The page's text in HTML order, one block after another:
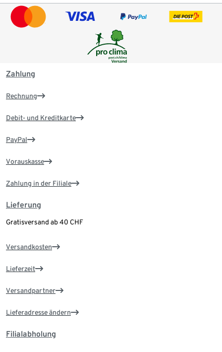
Zahlung
Rechnung
Debit- und Kreditkarte
PayPal
Vorauskasse
Zahlung in der Filiale
Lieferung
Gratisversand ab 40 CHF
Versandkosten
Lieferzeit
Versandpartner
Lieferadresse ändern
Filialabholung